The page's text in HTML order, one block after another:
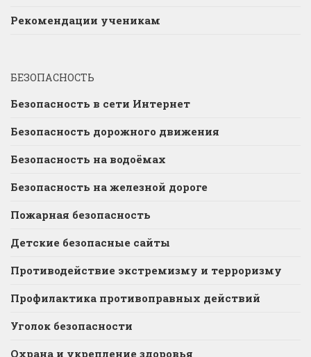
Рекомендации ученикам
БЕЗОПАСНОСТЬ
Безопасность в сети Интернет
Безопасность дорожного движения
Безопасность на водоёмах
Безопасность на железной дороге
Пожарная безопасность
Детские безопасные сайты
Противодействие экстремизму и терроризму
Профилактика противоправных действий
Уголок безопасности
Охрана и укрепление здоровья